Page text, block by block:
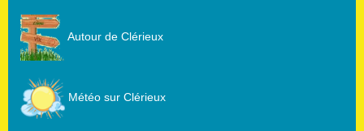
Autour de Clérieux
Météo sur Clérieux